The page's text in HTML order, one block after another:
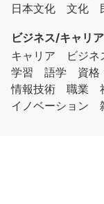
日本文化
文化
ビジネス/キャリア
キャリア
ビジネ
学習
語学 資格
情報技術
職業
イノベーション